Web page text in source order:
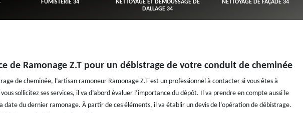
FUMISTERIE 34
NETTOYAGE ET DÉMOUSSAGE DE
DALLAGE 34
NETTOYAGE DE FAÇADE 34
de Ramonage Z.T pour un débistrage de votre conduit de cheminée
de cheminée, l’artisan ramoneur Ramonage Z.T est un professionnel à contacter si vous êtes à
sollicitez ses services, il va d’abord évaluer l’importance du dépôt. Il va prendre en compte aussi le
date du dernier ramonage. À partir de ces éléments, il va établir un devis de l’opération de débistrage.